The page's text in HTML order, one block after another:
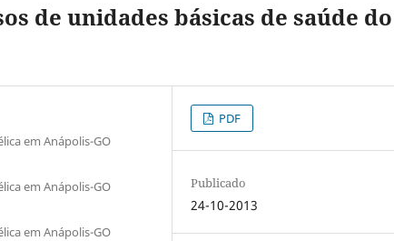
de unidades básicas de saúde do
em Anápolis-GO
em Anápolis-GO
em Anápolis-GO
PDF
Publicado
24-10-2013